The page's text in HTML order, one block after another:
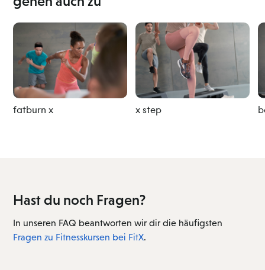
fatburn x x step
Hast du noch Fragen?
In unseren FAQ beantworten wir dir die häufigsten
Fragen zu Fitnesskursen bei FitX.